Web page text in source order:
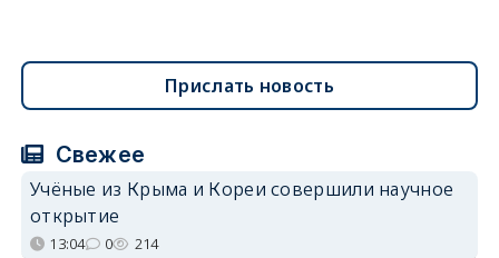
Прислать новость
Свежее
Учёные из Крыма и Кореи совершили научное
открытие
13:04 0 214